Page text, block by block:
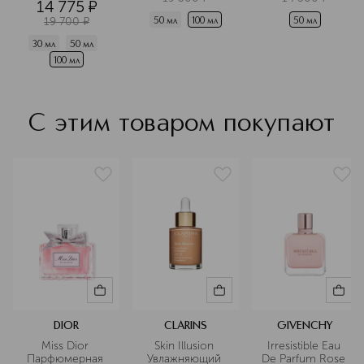
Подробнее
14 775 ¤
19 700 ¤
30 мл
50 мл
100 мл
50 мл 100 мл 50 мл
С этим товаром покупают
DIOR
Miss Dior
Парфюмерная
CLARINS
Skin Illusion
Увлажняющий
GIVENCHY
Irresistible Eau
De Parfum Rose